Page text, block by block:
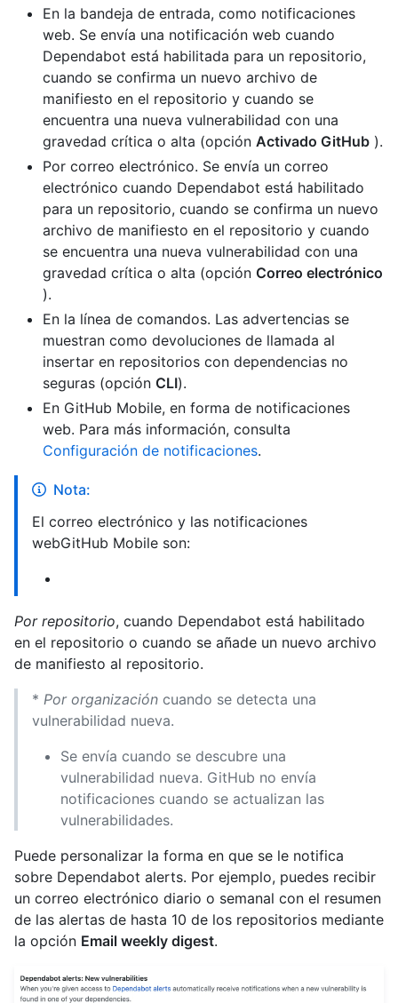
En la bandeja de entrada, como notificaciones
web. Se envía una notificación web cuando
Dependabot está habilitada para un repositorio,
cuando se confirma un nuevo archivo de
manifiesto en el repositorio y cuando se
encuentra una nueva vulnerabilidad con una
gravedad crítica o alta (opción Activado GitHub ).
Por correo electrónico. Se envía un correo
electrónico cuando Dependabot está habilitado
para un repositorio, cuando se confirma un nuevo
archivo de manifiesto en el repositorio y cuando
se encuentra una nueva vulnerabilidad con una
gravedad crítica o alta (opción Correo electrónico
).
En la línea de comandos. Las advertencias se
muestran como devoluciones de llamada al
insertar en repositorios con dependencias no
seguras (opción CLI).
En GitHub Mobile, en forma de notificaciones
web. Para más información, consulta
Configuración de notificaciones.
Nota:
El correo electrónico y las notificaciones
webGitHub Mobile son:
Por repositorio, cuando Dependabot está habilitado
en el repositorio o cuando se añade un nuevo archivo
de manifiesto al repositorio.
* Por organización cuando se detecta una
vulnerabilidad nueva.
Se envía cuando se descubre una
vulnerabilidad nueva. GitHub no envía
notificaciones cuando se actualizan las
vulnerabilidades.
Puede personalizar la forma en que se le notifica
sobre Dependabot alerts. Por ejemplo, puedes recibir
un correo electrónico diario o semanal con el resumen
de las alertas de hasta 10 de los repositorios mediante
la opción Email weekly digest.